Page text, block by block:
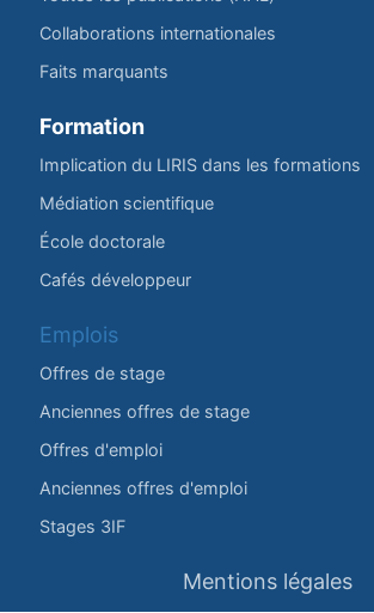
Collaborations internationales
Faits marquants
Formation
Implication du LIRIS dans les formations
Médiation scientifique
École doctorale
Cafés développeur
Emplois
Offres de stage
Anciennes offres de stage
Offres d'emploi
Anciennes offres d'emploi
Stages 3IF
Mentions légales